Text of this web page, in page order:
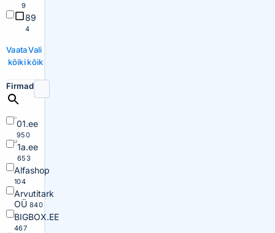
9
89
4
Vaata
kõiki
Vali
kõik
Firmad
01.ee
950
1a.ee
653
Alfashop
104
Arvutitark
OÜ 840
BIGBOX.EE
467